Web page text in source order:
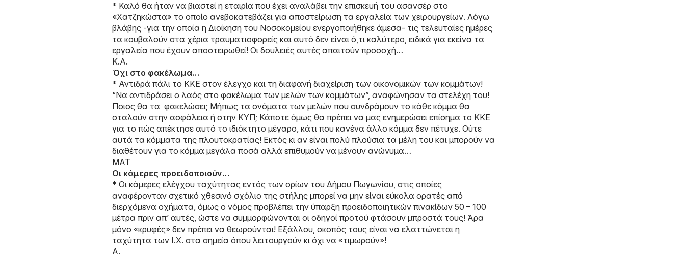
* Καλό θα ήταν να βιαστεί η εταιρία που έχει αναλάβει την επισκευή του ασανσέρ στο
«Χατζηκώστα» το οποίο ανεβοκατεβάζει για αποστείρωση τα εργαλεία των χειρουργείων. Λόγω
βλάβης -για την οποία η Διοίκηση του Νοσοκομείου ενεργοποιήθηκε άμεσα- τις τελευταίες ημέρες
τα κουβαλούν στα χέρια τραυματιοφορείς και αυτό δεν είναι ό,τι καλύτερο, ειδικά για εκείνα τα
εργαλεία που έχουν αποστειρωθεί! Οι δουλειές αυτές απαιτούν προσοχή…
Κ.Α.
Όχι στο φακέλωμα…
* Αντιδρά πάλι το ΚΚΕ στον έλεγχο και τη διαφανή διαχείριση των οικονομικών των κομμάτων!
“Να αντιδράσει ο λαός στο φακέλωμα των μελών των κομμάτων”, αναφώνησαν τα στελέχη του!
Ποιος θα τα φακελώσει; Μήπως τα ονόματα των μελών που συνδράμουν το κάθε κόμμα θα
σταλούν στην ασφάλεια ή στην ΚΥΠ; Κάποτε όμως θα πρέπει να μας ενημερώσει επίσημα το ΚΚΕ
για το πώς απέκτησε αυτό το ιδιόκτητο μέγαρο, κάτι που κανένα άλλο κόμμα δεν πέτυχε. Ούτε
αυτά τα κόμματα της πλουτοκρατίας! Εκτός κι αν είναι πολύ πλούσια τα μέλη του και μπορούν να
διαθέτουν για το κόμμα μεγάλα ποσά αλλά επιθυμούν να μένουν ανώνυμα…
ΜΑΤ
Οι κάμερες προειδοποιούν…
* Οι κάμερες ελέγχου ταχύτητας εντός των ορίων του Δήμου Πωγωνίου, στις οποίες
αναφέρονταν σχετικό χθεσινό σχόλιο της στήλης μπορεί να μην είναι εύκολα ορατές από
διερχόμενα οχήματα, όμως ο νόμος προβλέπει την ύπαρξη προειδοποιητικών πινακίδων 50 – 100
μέτρα πριν απ’ αυτές, ώστε να συμμορφώνονται οι οδηγοί προτού φτάσουν μπροστά τους! Άρα
μόνο «κρυφές» δεν πρέπει να θεωρούνται! Εξάλλου, σκοπός τους είναι να ελαττώνεται η
ταχύτητα των Ι.Χ. στα σημεία όπου λειτουργούν κι όχι να «τιμωρούν»!
Α.